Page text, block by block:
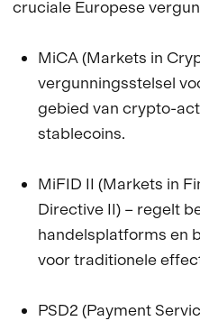
cruciale Europese
MiCA (Markets in
vergunningsstelsel
gebied van crypto-
stablecoins.
MiFID II (Markets in
Directive II) – regelt
handelsplatforms en
voor traditionele
PSD2 (Payment